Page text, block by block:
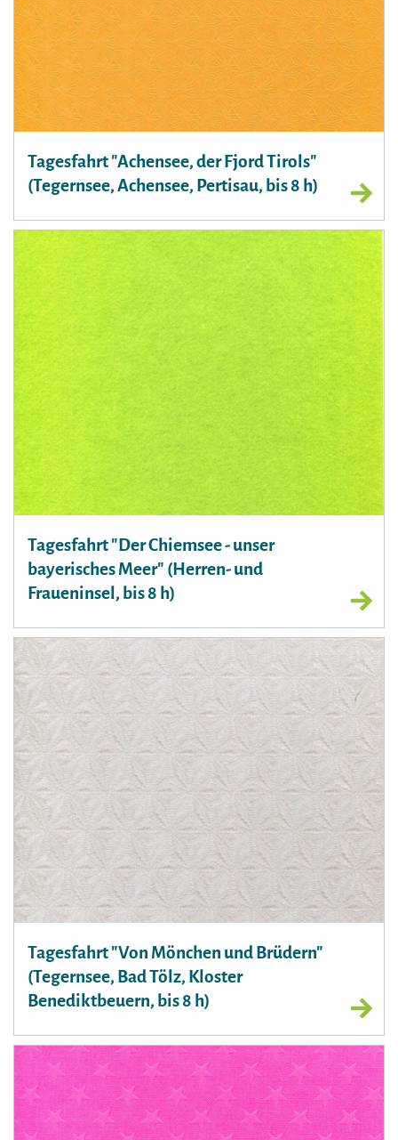
Tagesfahrt "Achensee, der Fjord Tirols"
(Tegernsee, Achensee, Pertisau, bis 8 h)
Tagesfahrt "Der Chiemsee - unser
bayerisches Meer" (Herren- und
Fraueninsel, bis 8 h)
Tagesfahrt "Von Mönchen und Brüdern"
(Tegernsee, Bad Tölz, Kloster
Benediktbeuern, bis 8 h)